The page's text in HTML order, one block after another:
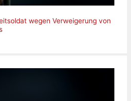
wegen Verweigerung von